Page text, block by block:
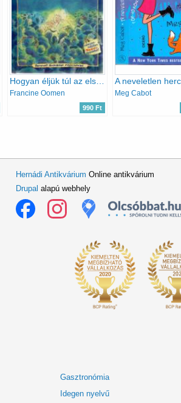
Hogyan éljük túl az első csókot?
Francine Oomen
990 Ft
Meg Cabot
Hernádi Antikvárium Online antikvárium
Drupal alapú webhely
Gasztronómia
Idegen nyelvű